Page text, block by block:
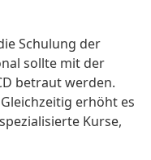
Schulung der
sollte mit der
betraut werden.
erhöht es
Kurse,